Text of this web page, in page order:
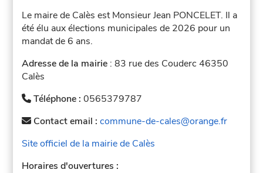
Le maire de Calès est Monsieur Jean PONCELET. Il a
été élu aux élections municipales de 2026 pour un
mandat de 6 ans.
Adresse de la mairie : 83 rue des Couderc 46350
Calès
Téléphone :0565379787
Contact email :commune-de-cales@orange.fr
Site officiel de la mairie de Calès
Horaires d'ouvertures :